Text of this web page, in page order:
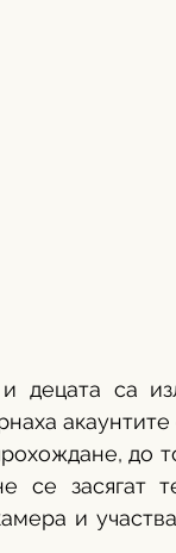
децата са
акаунтите
до
се засягат
и